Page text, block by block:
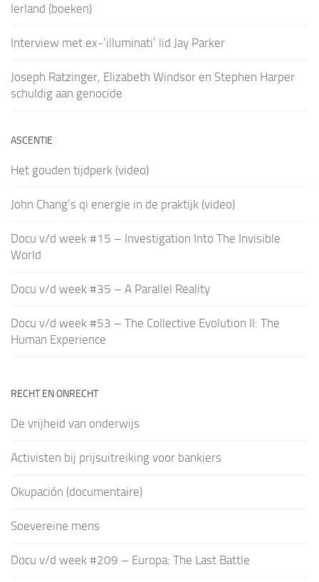
Ierland (boeken)
Interview met ex-‘illuminati’ lid Jay Parker
Joseph Ratzinger, Elizabeth Windsor en Stephen Harper
schuldig aan genocide
ASCENTIE
Het gouden tijdperk (video)
John Chang’s qi energie in de praktijk (video)
Docu v/d week #15 – Investigation Into The Invisible
World
Docu v/d week #35 – A Parallel Reality
Docu v/d week #53 – The Collective Evolution II: The
Human Experience
RECHT EN ONRECHT
De vrijheid van onderwijs
Activisten bij prijsuitreiking voor bankiers
Okupación (documentaire)
Soevereine mens
Docu v/d week #209 – Europa: The Last Battle